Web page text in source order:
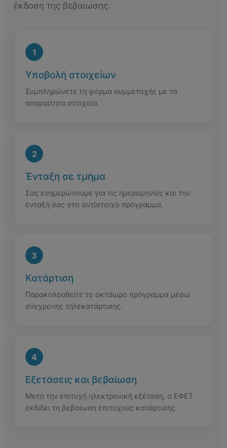
έκδοση της βεβαίωσης.
Υποβολή στοιχείων
Συμπληρώνετε τη φόρμα συμμετοχής με τα
απαραίτητα στοιχεία.
Ένταξη σε τμήμα
Σας ενημερώνουμε για τις ημερομηνίες και την
ένταξή σας στο αντίστοιχο πρόγραμμα.
Κατάρτιση
Παρακολουθείτε το οκτάωρο πρόγραμμα μέσω
σύγχρονης τηλεκατάρτισης.
Εξετάσεις και βεβαίωση
Μετά την επιτυχή ηλεκτρονική εξέταση, ο ΕΦΕΤ
εκδίδει τη βεβαίωση επιτυχούς κατάρτισης.